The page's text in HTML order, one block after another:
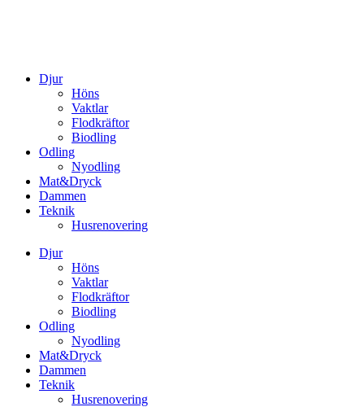
Djur
Höns
Vaktlar
Flodkräftor
Biodling
Odling
Nyodling
Mat&Dryck
Dammen
Teknik
Husrenovering
Djur
Höns
Vaktlar
Flodkräftor
Biodling
Odling
Nyodling
Mat&Dryck
Dammen
Teknik
Husrenovering